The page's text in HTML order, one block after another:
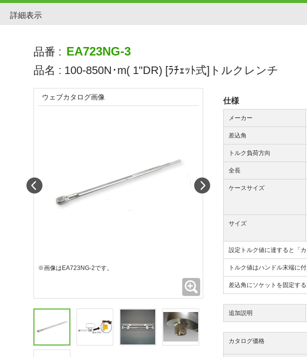
詳細表示
品番 : EA723NG-3
品名 : 100-850N･m( 1"DR) [ﾗﾁｪｯﾄ式]トルクレンチ
仕様
メーカー
差込角
トルク負荷方向
全長
ケースサイズ
サイズ
設定トルク値に達すると「
トルク値はハンドル末端に
差込角にソケットを固定す
追加説明
カタログ価格
ウェブカタログ画像
※画像はEA723NG-2です。